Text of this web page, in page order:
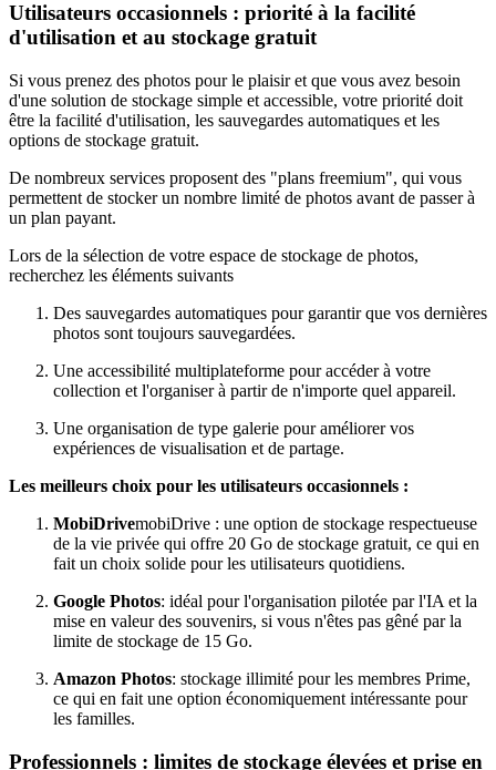
Utilisateurs occasionnels : priorité à la facilité
d'utilisation et au stockage gratuit
Si vous prenez des photos pour le plaisir et que vous avez besoin
d'une solution de stockage simple et accessible, votre priorité doit
être la facilité d'utilisation, les sauvegardes automatiques et les
options de stockage gratuit.
De nombreux services proposent des "plans freemium", qui vous
permettent de stocker un nombre limité de photos avant de passer à
un plan payant.
Lors de la sélection de votre espace de stockage de photos,
recherchez les éléments suivants
Des sauvegardes automatiques pour garantir que vos dernières
photos sont toujours sauvegardées.
Une accessibilité multiplateforme pour accéder à votre
collection et l'organiser à partir de n'importe quel appareil.
Une organisation de type galerie pour améliorer vos
expériences de visualisation et de partage.
Les meilleurs choix pour les utilisateurs occasionnels :
MobiDrivemobiDrive : une option de stockage respectueuse
de la vie privée qui offre 20 Go de stockage gratuit, ce qui en
fait un choix solide pour les utilisateurs quotidiens.
Google Photos: idéal pour l'organisation pilotée par l'IA et la
mise en valeur des souvenirs, si vous n'êtes pas gêné par la
limite de stockage de 15 Go.
Amazon Photos: stockage illimité pour les membres Prime,
ce qui en fait une option économiquement intéressante pour
les familles.
Professionnels : limites de stockage élevées et prise en